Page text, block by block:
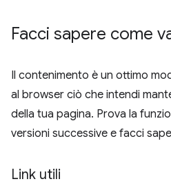
Facci sapere come
Il contenimento è un ottimo
al browser ciò che intendi
della tua pagina. Prova la
versioni successive e facci
Link utili